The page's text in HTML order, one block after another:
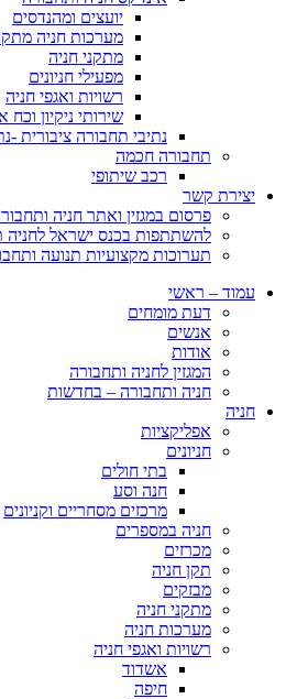
יועצים ומהנדסים
מערכות חניה
מתקני חניה
מפעילי חניונים
רשויות ואגפי חניה
שירותי ניקיון וכח
נתיבי תחבורה ציבורית -
תחבורה חכמה
רכב שיתופי
יצירת קשר
פרסום במגזין ואתר חניה
להשתתפות בכנס ישראל לחניה
תערוכות מקצועיות תנועה
עמוד – ראשי
דעת מומחים
אנשים
אודות
המגזין לחניה ותחבורה
חניה ותחבורה – בחדשות
חניה
אפליקציות
חניונים
בתי חולים
חנה וסע
מרכזים מסחריים וקניונים
חניה במספרים
מכרזים
תקן חניה
מבזקים
מתקני חניה
מערכות חניה
רשויות ואגפי חניה
אשדוד
חיפה